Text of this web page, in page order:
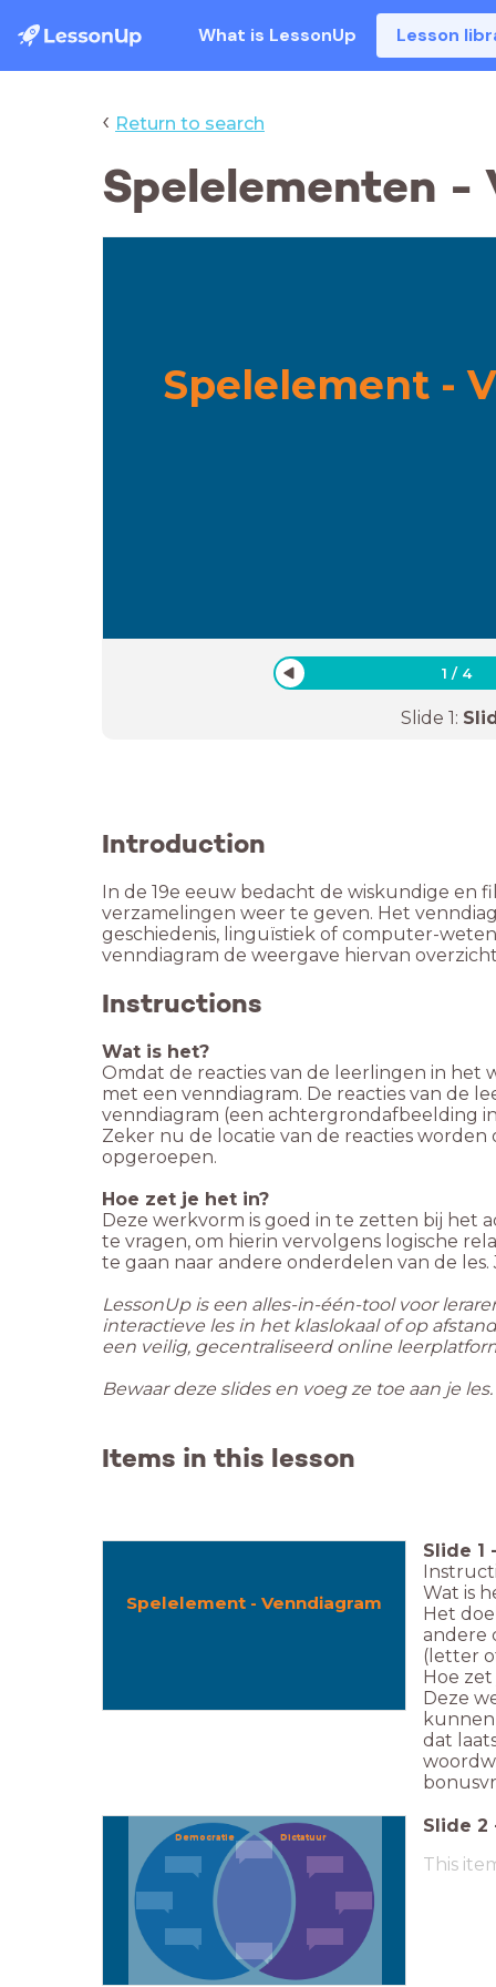
What is LessonUp Lesson
‹ Return to search
Spelelementen -
Spelelement -
1 / 4
Slide 1:
Introduction
In de 19e eeuw bedacht de wiskundige en
verzamelingen weer te geven. Het
geschiedenis, linguïstiek of computer-
venndiagram de weergave hiervan
Instructions
Omdat de reacties van de leerlingen in het
met een venndiagram. De reacties van de
Zeker nu de locatie van de reacties
opgeroepen.
Deze werkvorm is goed in te zetten bij het
te vragen, om hierin vervolgens logische
te gaan naar andere onderdelen van de
LessonUp is een alles-in-één-tool voor
interactieve les in het klaslokaal of op
een veilig, gecentraliseerd online
Bewaar deze slides en voeg ze toe aan je
Items in this lesson
Spelelement - Venndiagram
Slide 1 -
Wat is
Het
andere
(letter
Hoe zet
Deze
dat
Dictatuur
Dictatuur
Democratie
Democratie
Slide 2
This